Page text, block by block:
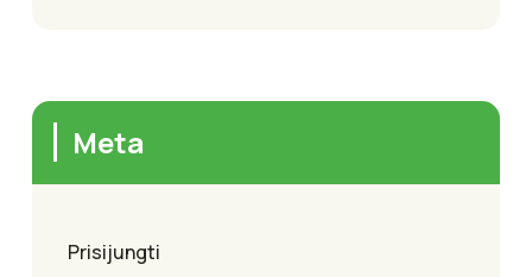
Meta
Prisijungti